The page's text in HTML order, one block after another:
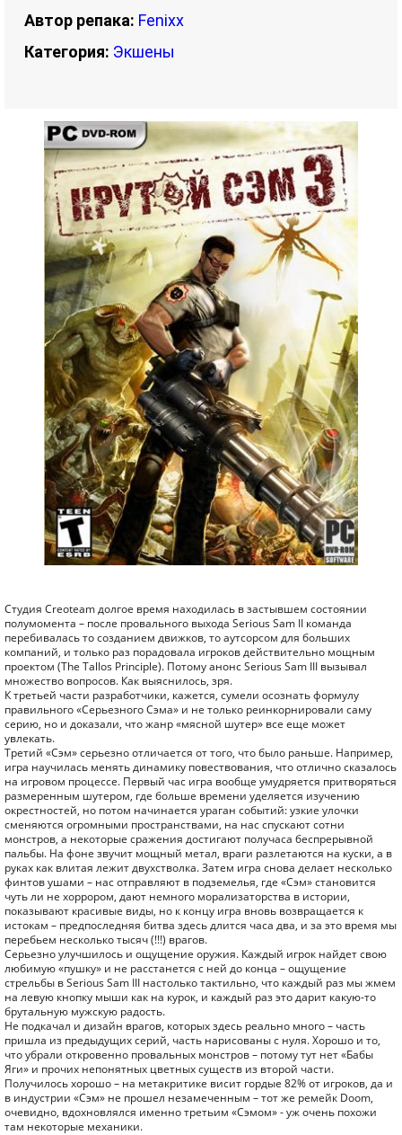
Автор репака: Fenixx
Категория: Экшены
Студия Creoteam долгое время находилась в застывшем состоянии
полумомента – после провального выхода Serious Sam II команда
перебивалась то созданием движков, то аутсорсом для больших
компаний, и только раз порадовала игроков действительно мощным
проектом (The Tallos Principle). Потому анонс Serious Sam III вызывал
множество вопросов. Как выяснилось, зря.
К третьей части разработчики, кажется, сумели осознать формулу
правильного «Серьезного Сэма» и не только реинкорнировали саму
серию, но и доказали, что жанр «мясной шутер» все еще может
увлекать.
Третий «Сэм» серьезно отличается от того, что было раньше. Например,
игра научилась менять динамику повествования, что отлично сказалось
на игровом процессе. Первый час игра вообще умудряется притворяться
размеренным шутером, где больше времени уделяется изучению
окрестностей, но потом начинается ураган событий: узкие улочки
сменяются огромными пространствами, на нас спускают сотни
монстров, а некоторые сражения достигают получаса беспрерывной
пальбы. На фоне звучит мощный метал, враги разлетаются на куски, а в
руках как влитая лежит двухстволка. Затем игра снова делает несколько
финтов ушами – нас отправляют в подземелья, где «Сэм» становится
чуть ли не хоррором, дают немного морализаторства в истории,
показывают красивые виды, но к концу игра вновь возвращается к
истокам – предпоследняя битва здесь длится часа два, и за это время мы
перебьем несколько тысяч (!!!) врагов.
Серьезно улучшилось и ощущение оружия. Каждый игрок найдет свою
любимую «пушку» и не расстанется с ней до конца – ощущение
стрельбы в Serious Sam III настолько тактильно, что каждый раз мы жмем
на левую кнопку мыши как на курок, и каждый раз это дарит какую-то
брутальную мужскую радость.
Не подкачал и дизайн врагов, которых здесь реально много – часть
пришла из предыдущих серий, часть нарисованы с нуля. Хорошо и то,
что убрали откровенно провальных монстров – потому тут нет «Бабы
Яги» и прочих непонятных цветных существ из второй части.
Получилось хорошо – на метакритике висит гордые 82% от игроков, да и
в индустрии «Сэм» не прошел незамеченным – тот же ремейк Doom,
очевидно, вдохновлялся именно третьим «Сэмом» - уж очень похожи
там некоторые механики.